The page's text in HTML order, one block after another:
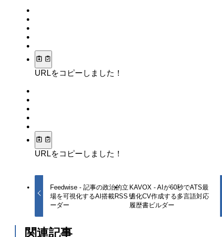
URLをコピーしました！
URLをコピーしました！
Feedwise - 記事の政治的立
場を可視化するAI搭載RSSリ
ーダー
KAVOX - AIが60秒でATS最
適化CV作成する多言語対応
履歴書ビルダー
関連記事